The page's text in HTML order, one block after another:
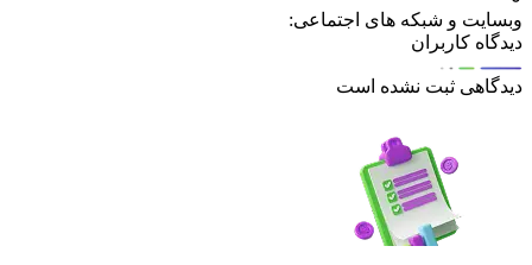
وبسایت و شبکه های اجتماعی:
دیدگاه کاربران
دیدگاهی ثبت نشده است